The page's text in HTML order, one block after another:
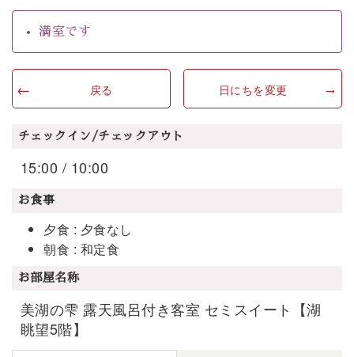
満室です
戻る 日にちを変更
チェックイン/チェックアウト
15:00 / 10:00
お食事
夕食 : 夕食なし
朝食 : 和定食
お部屋名称
美湖の雫 露天風呂付き客室 セミスイート【湖
眺望5階】